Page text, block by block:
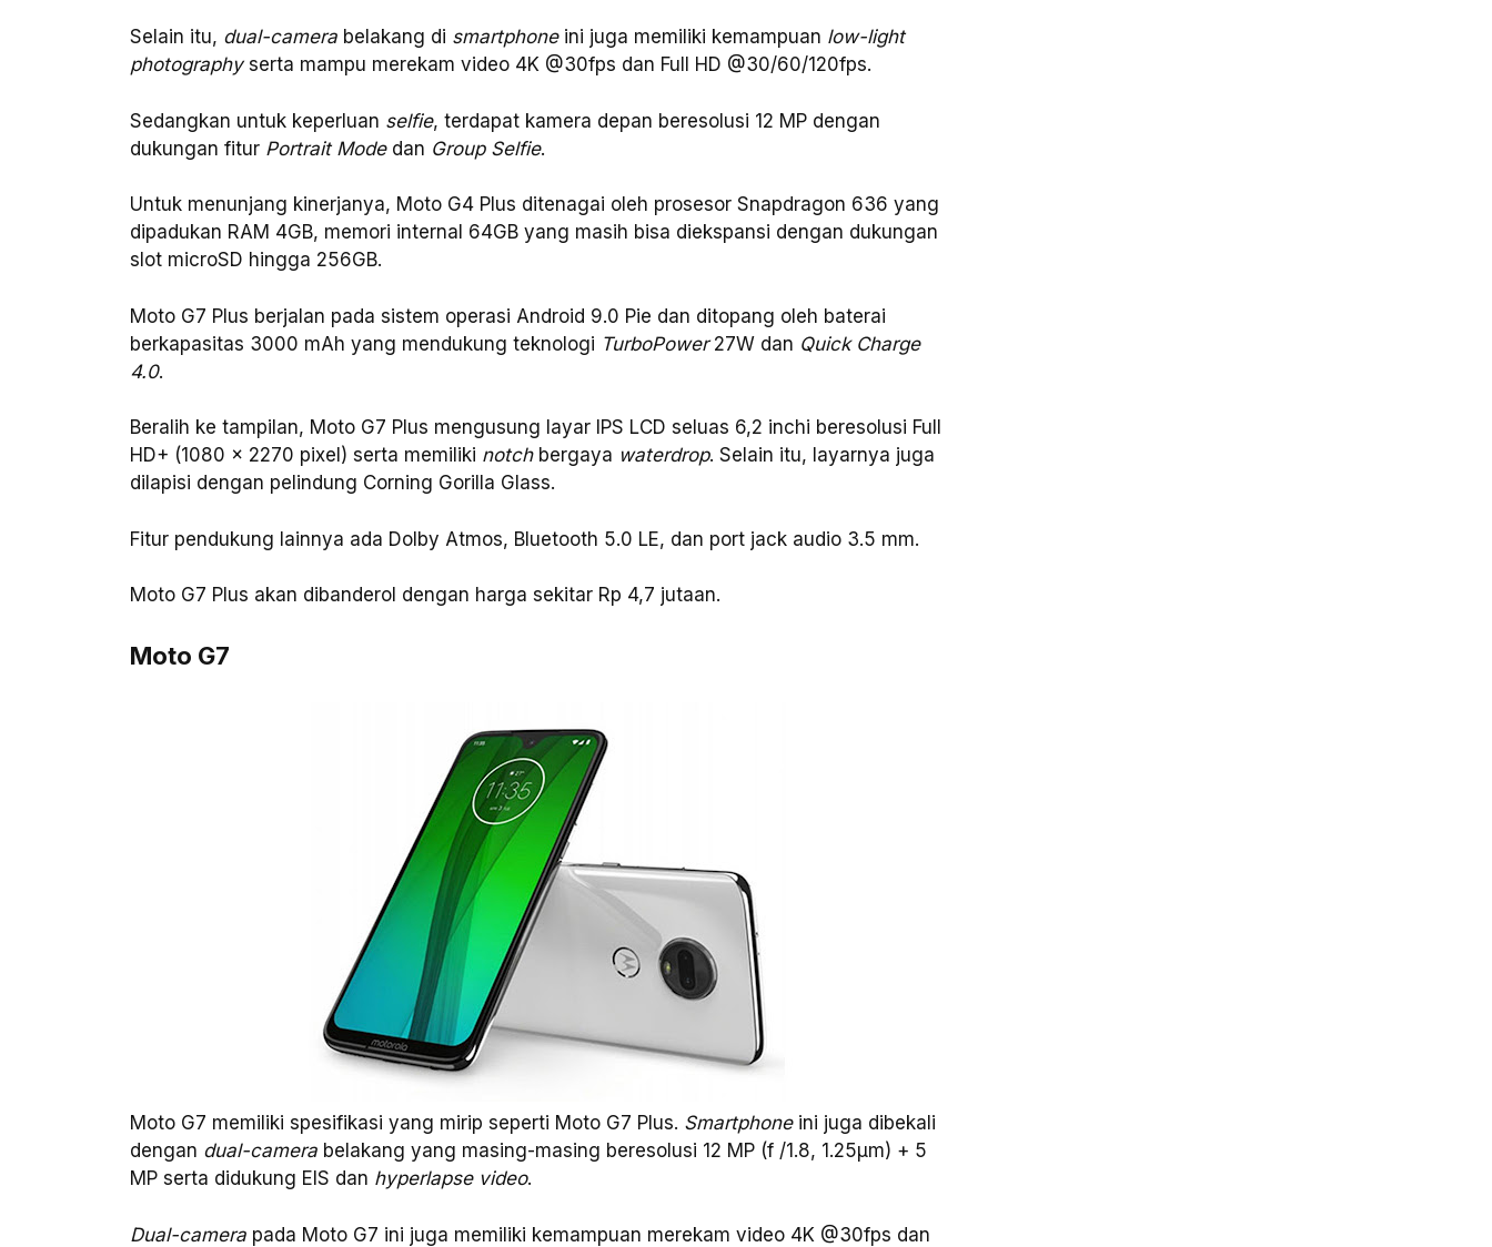
Selain itu, dual-camera belakang di smartphone ini juga memiliki kemampuan low-light
photographyserta mampu merekam video 4K @30fps dan Full HD @30/60/120fps.
Sedangkan untuk keperluan selfie, terdapat kamera depan beresolusi 12 MP dengan
dukungan fitur Portrait Modedan Group Selfie.
Untuk menunjang kinerjanya, Moto G4 Plus ditenagai oleh prosesor Snapdragon 636 yang
dipadukan RAM 4GB, memori internal 64GB yang masih bisa diekspansi dengan dukungan
slot microSD hingga 256GB.
Moto G7 Plus berjalan pada sistem operasi Android 9.0 Pie dan ditopang oleh baterai
berkapasitas 3000 mAh yang mendukung teknologi TurboPower27W dan Quick Charge
4.0.
Beralih ke tampilan, Moto G7 Plus mengusung layar IPS LCD seluas 6,2 inchi beresolusi Full
HD+ (1080 x 2270 pixel) serta memiliki notch bergaya waterdrop. Selain itu, layarnya juga
dilapisi dengan pelindung Corning Gorilla Glass.
Fitur pendukung lainnya ada Dolby Atmos, Bluetooth 5.0 LE, dan port jack audio 3.5 mm.
Moto G7 Plus akan dibanderol dengan harga sekitar Rp 4,7 jutaan.
Moto G7
Moto G7 memiliki spesifikasi yang mirip seperti Moto G7 Plus. Smartphone ini juga dibekali
dengan dual-camera belakang yang masing-masing beresolusi 12 MP (f /1.8, 1.25μm) + 5
MP serta didukung EIS dan hyperlapse video.
Dual-camera pada Moto G7 ini juga memiliki kemampuan merekam video 4K @30fps dan